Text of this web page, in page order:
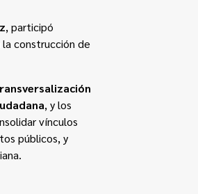
, participó
construcción de
, y los
vínculos
públicos, y